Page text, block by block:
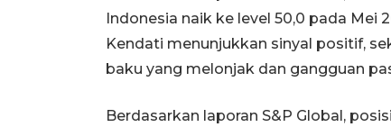
Indonesia naik ke level 50,0 pada Mei
Kendati menunjukkan sinyal positif,
baku yang melonjak dan gangguan
Berdasarkan laporan S&P Global,